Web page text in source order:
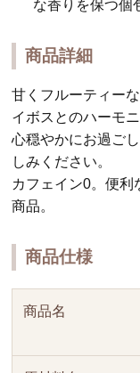
な香りを保つ個
商品詳細
甘くフルーティー
イボスとのハーモニ
心穏やかにお過ご
しみください。
カフェイン0。便利
商品。
商品仕様
商品名